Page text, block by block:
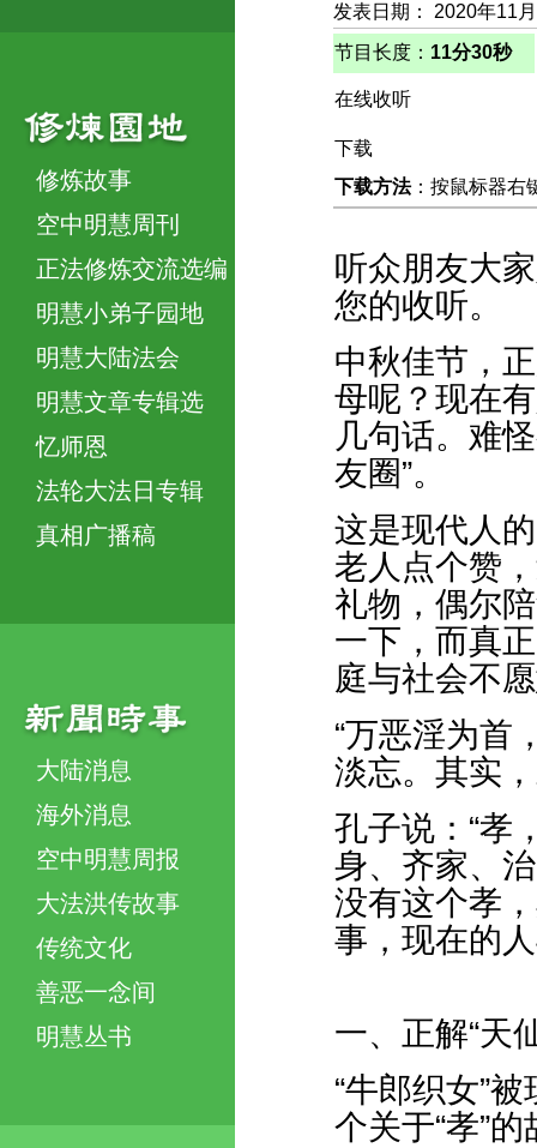
修炼故事
空中明慧周刊
正法修炼交流选编
明慧小弟子园地
明慧大陆法会
明慧文章专辑选
忆师恩
法轮大法日专辑
真相广播稿
大陆消息
海外消息
空中明慧周报
大法洪传故事
传统文化
善恶一念间
明慧丛书
发表日期： 2020年11
节目长度： 11分30秒
在线收听
下载
下载方法：按鼠标器右
听众朋友大
您的收听。
中秋佳节，
母呢？现在
几句话。难
友圈”。
这是现代人
老人点个赞
礼物，偶尔
一下，而真
庭与社会不
“万恶淫为首
淡忘。其实
孔子说：“孝
身、齐家、
没有这个孝
事，现在的
一、正解“天
“牛郎织女”
个关于“孝”